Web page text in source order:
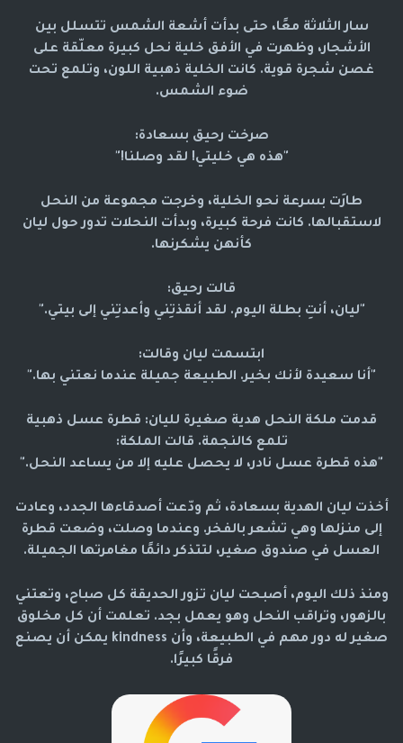
سار الثلاثة معًا، حتى بدأت أشعة الشمس تتسلل بين
الأشجار، وظهرت في الأفق خلية نحل كبيرة معلّقة على
غصن شجرة قوية. كانت الخلية ذهبية اللون، وتلمع تحت
ضوء الشمس.
صرخت رحيق بسعادة:
"هذه هي خليتي! لقد وصلنا!"
طارَت بسرعة نحو الخلية، وخرجت مجموعة من النحل
لاستقبالها. كانت فرحة كبيرة، وبدأت النحلات تدور حول ليان
كأنهن يشكرنها.
قالت رحيق:
"ليان، أنتِ بطلة اليوم. لقد أنقذتِني وأعدتِني إلى بيتي."
ابتسمت ليان وقالت:
"أنا سعيدة لأنك بخير. الطبيعة جميلة عندما نعتني بها."
قدمت ملكة النحل هدية صغيرة لليان: قطرة عسل ذهبية
تلمع كالنجمة. قالت الملكة:
"هذه قطرة عسل نادر، لا يحصل عليه إلا من يساعد النحل."
أخذت ليان الهدية بسعادة، ثم ودّعت أصدقاءها الجدد، وعادت
إلى منزلها وهي تشعر بالفخر. وعندما وصلت، وضعت قطرة
العسل في صندوق صغير، لتتذكر دائمًا مغامرتها الجميلة.
ومنذ ذلك اليوم، أصبحت ليان تزور الحديقة كل صباح، وتعتني
بالزهور، وتراقب النحل وهو يعمل بجد. تعلمت أن كل مخلوق
صغير له دور مهم في الطبيعة، وأن kindness يمكن أن يصنع
فرقًا كبيرًا.